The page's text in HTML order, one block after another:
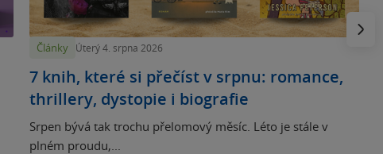
Články Úterý 4. srpna 2026
7 knih, které si přečíst v srpnu: romance,
thrillery, dystopie i biografie
Srpen bývá tak trochu přelomový měsíc. Léto je stále v
plném proudu,...